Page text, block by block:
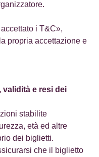
i T&C»,
propria accettazione e
validità e resi dei
stabilite
età ed altre
dei biglietti.
che il biglietto